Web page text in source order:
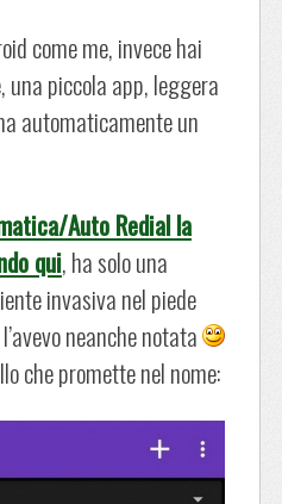
come me, invece hai
una piccola app, leggera
automaticamente un
Auto Redial la
qui, ha solo una
invasiva nel piede
neanche notata
che promette nel nome: